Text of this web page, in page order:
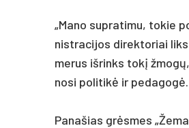
„Ma­no su­pra­ti­mu, to­kie
nist­ra­ci­jos di­rek­to­riai
me­rus iš­rinks tokį
no­si po­li­tikė ir pe­da­gogė.
Pa­na­šias grėsmes